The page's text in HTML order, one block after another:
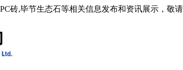
砖,毕节生态石等相关信息发布和资讯展示，敬请